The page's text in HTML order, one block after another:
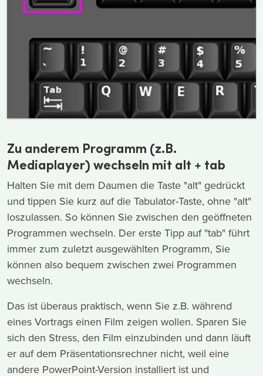
Zu anderem Programm (z.B.
Mediaplayer) wechseln mit alt + tab
Halten Sie mit dem Daumen die Taste "alt" gedrückt
und tippen Sie kurz auf die Tabulator-Taste, ohne "alt"
loszulassen. So können Sie zwischen den geöffneten
Programmen wechseln. Der erste Tipp auf "tab" führt
immer zum zuletzt ausgewählten Programm, Sie
können also bequem zwischen zwei Programmen
wechseln.
Das ist überaus praktisch, wenn Sie z.B. während
eines Vortrags einen Film zeigen wollen. Sparen Sie
sich den Stress, den Film einzubinden und dann läuft
er auf dem Präsentationsrechner nicht, weil eine
andere PowerPoint-Version installiert ist und